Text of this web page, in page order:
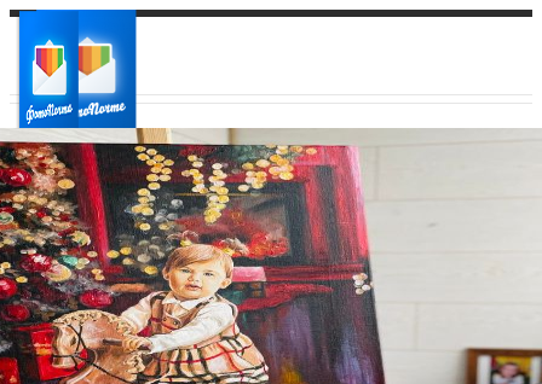
Ваш город:
Ваш регион доставки
Выберите из списка: